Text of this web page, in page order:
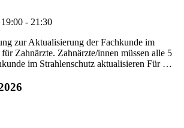
- 21:30
zur Aktualisierung der Fachkunde im
Zahnärzte. Zahnärzte/innen müssen alle 5
im Strahlenschutz aktualisieren Für …